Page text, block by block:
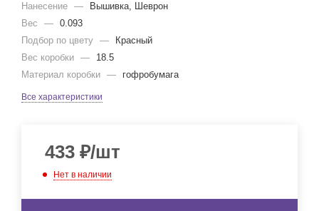
Нанесение —
Вышивка, Шеврон
Вес
— 0.093
Подбор по цвету —
Красный
Вес коробки —
18.5
Материал коробки — гофробумага
Все характеристики
433 ₽/шт
Нет в наличии